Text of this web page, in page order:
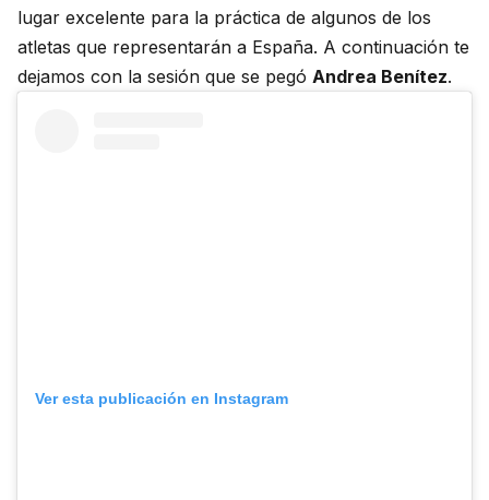
lugar excelente para la práctica de algunos de los
atletas que representarán a España. A continuación te
dejamos con la sesión que se pegó Andrea Benítez.
Ver esta publicación en Instagram